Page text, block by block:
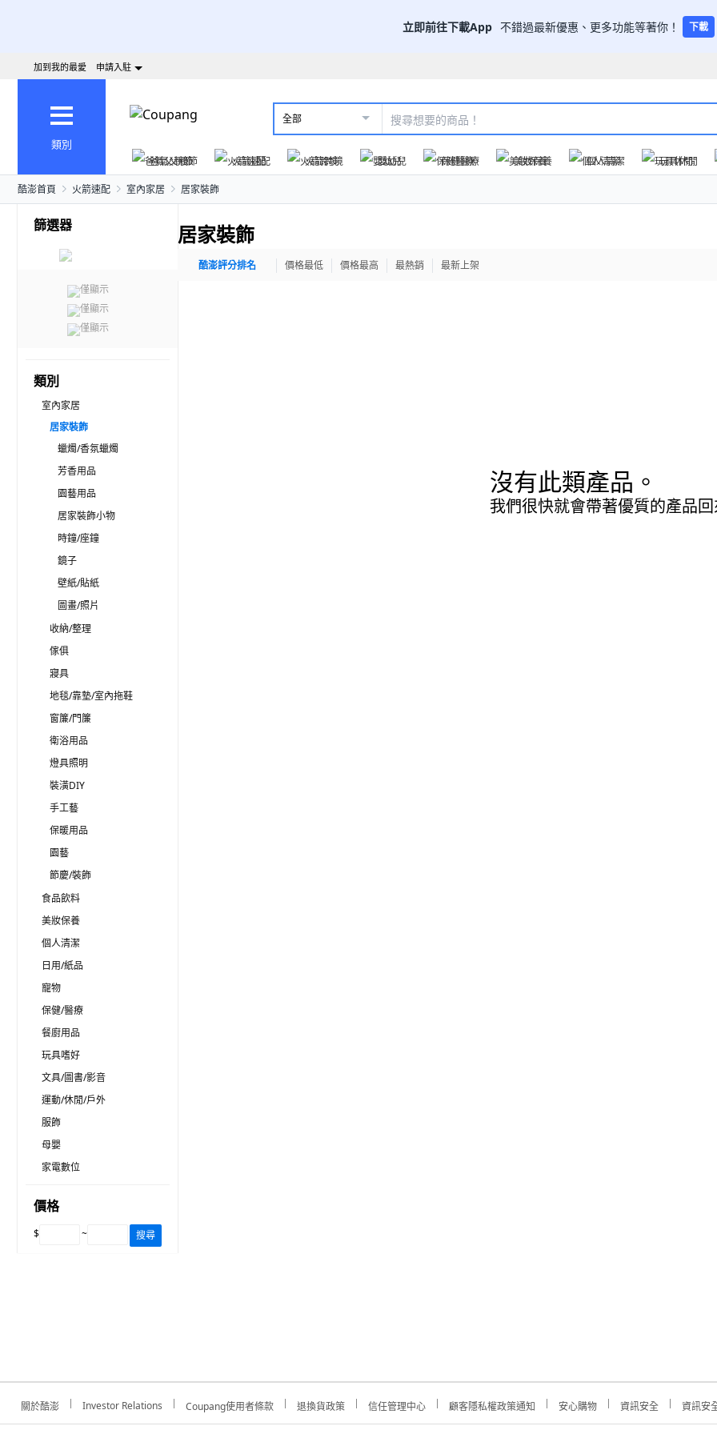
立即前往下載App 不錯過最新優惠、更多功能等著你！ 下載
加到我的最愛 申請入駐
類別
全部
爸氣父親節 火箭速配 火箭跨境 嬰幼兒 保健醫療 美妝保養 個人清潔 玩具休閒
酷澎首頁 火箭速配 室內家居 居家裝飾
篩選器
僅顯示
僅顯示
僅顯示
類別
室內家居
居家裝飾
蠟燭/香氛蠟燭
芳香用品
園藝用品
居家裝飾小物
時鐘/座鐘
鏡子
壁紙/貼紙
圖畫/照片
收納/整理
傢俱
寢具
地毯/靠墊/室內拖鞋
窗簾/門簾
衛浴用品
燈具照明
裝潢DIY
手工藝
保暖用品
園藝
節慶/裝飾
食品飲料
美妝保養
個人清潔
日用/紙品
寵物
保健/醫療
餐廚用品
玩具嗜好
文具/圖書/影音
運動/休閒/戶外
服飾
母嬰
家電數位
價格
$ ~ 搜尋
居家裝飾
酷澎評分排名 價格最低 價格最高 最熱銷 最新上架
沒有此類產品。
我們很快就會帶著優質的產品
關於酷澎 Investor Relations Coupang使用者條款 退換貨政策 信任管理中心 顧客隱私權政策通知 安心購物 資訊安全 資訊安